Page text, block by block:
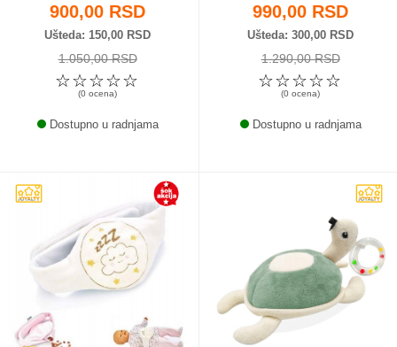
900,00 RSD
Ušteda 150,00 RSD
1.050,00 RSD
☆
☆
☆
☆
☆
(0 ocena)
Dostupno u radnjama
990,00 RSD
Ušteda 300,00 RSD
1.290,00 RSD
☆
☆
☆
☆
☆
(0 ocena)
Dostupno u radnjama